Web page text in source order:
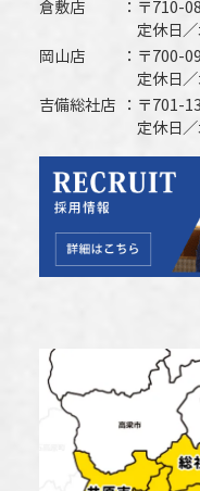
倉敷店
〒710-
定休日
岡山店
〒700-
定休日
吉備総社店
〒701-
定休日